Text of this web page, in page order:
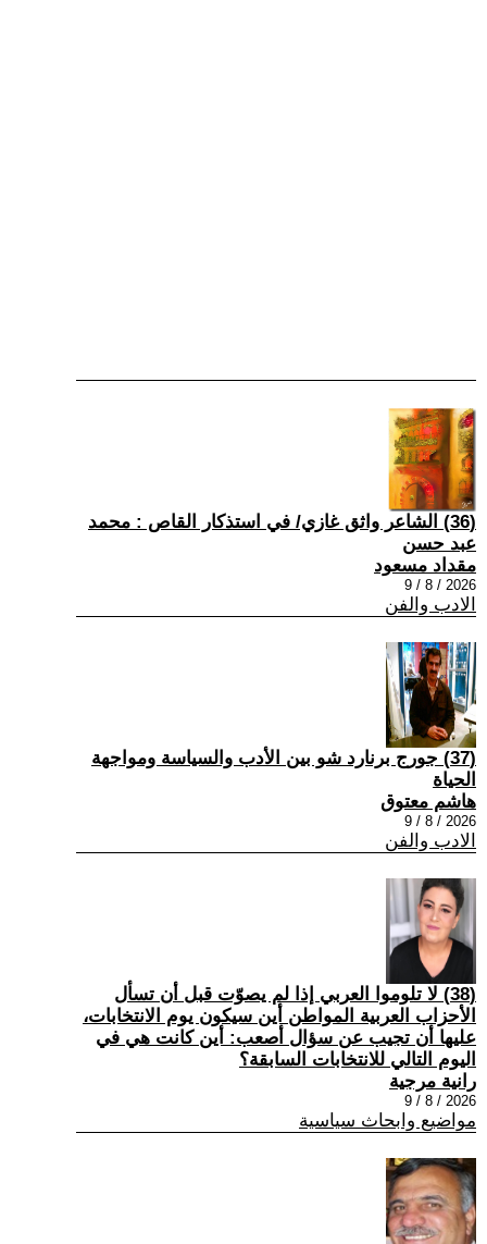
(36) الشاعر واثق غازي/ في استذكار القاص : محمد
عبد حسن
مقداد مسعود
2026 / 8 / 9
الادب والفن
(37) جورج برنارد شو بين الأدب والسياسة ومواجهة
الحياة
هاشم معتوق
2026 / 8 / 9
الادب والفن
(38) لا تلوموا العربي إذا لم يصوّت قبل أن تسأل
الأحزاب العربية المواطن أين سيكون يوم الانتخابات،
عليها أن تجيب عن سؤال أصعب: أين كانت هي في
اليوم التالي للانتخابات السابقة؟
رانية مرجية
2026 / 8 / 9
مواضيع وابحاث سياسية